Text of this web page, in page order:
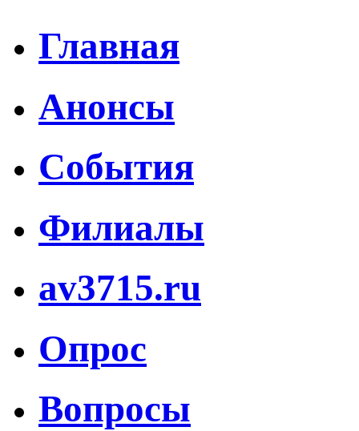
Главная
Анонсы
События
Филиалы
av3715.ru
Опрос
Вопросы